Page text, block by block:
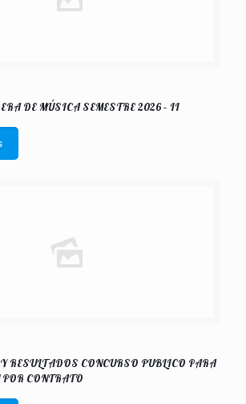
DE MÚSICA SEMESTRE 2026 – II
RESULTADOS CONCURSO PUBLICO PARA
CONTRATO